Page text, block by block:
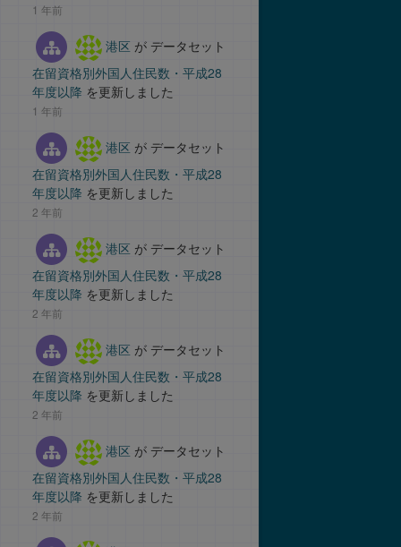
1 年前
港区 が データセット
在留資格別外国人住民数・平成28
年度以降 を更新しました
1 年前
港区 が データセット
在留資格別外国人住民数・平成28
年度以降 を更新しました
2 年前
港区 が データセット
在留資格別外国人住民数・平成28
年度以降 を更新しました
2 年前
港区 が データセット
在留資格別外国人住民数・平成28
年度以降 を更新しました
2 年前
港区 が データセット
在留資格別外国人住民数・平成28
年度以降 を更新しました
2 年前